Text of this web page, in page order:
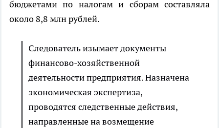
бюджетами по налогам и сборам составляла
около 8,8 млн рублей.
Следователь изымает документы
финансово-хозяйственной
деятельности предприятия. Назначена
экономическая экспертиза,
проводятся следственные действия,
направленные на возмещение